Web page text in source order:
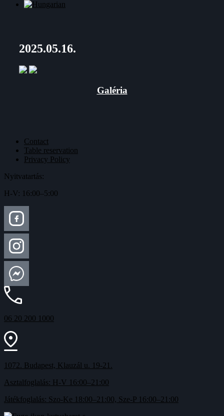
2025.05.16.
Galéria
Contact
Table reservation
Privacy Policy
Nyitvatartás:
H-V: 16:00–5:00
06 20 200 1000
1072. Budapest, Klauzál u. 19-21.
Asztalfoglalás: H-V 16:00–21:00
Játékfoglalás: Szo-Ke 18:00–21:00, Sze-P 16:00–21:00